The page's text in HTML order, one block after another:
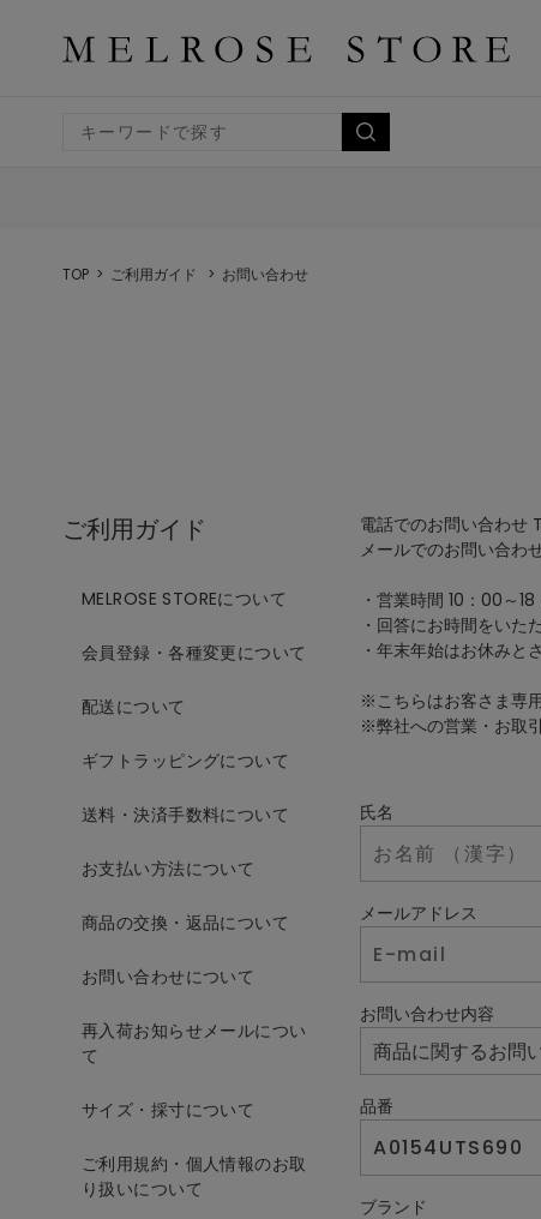
TOP ご利用ガイド お問い合わせ
ご利用ガイド
MELROSE STOREについて
会員登録・各種変更について
配送について
ギフトラッピングについて
送料・決済手数料について
お支払い方法について
商品の交換・返品について
お問い合わせについて
再入荷お知らせメールについ
て
サイズ・採寸について
ご利用規約・個人情報のお取
り扱いについて
電話でのお問い合わせ
メールでのお問い合わ
・営業時間 10：00～
・回答にお時間をいた
・年末年始はお休みと
※こちらはお客さま専
※弊社への営業・お取
氏名
メールアドレス
お問い合わせ内容
品番
ブランド